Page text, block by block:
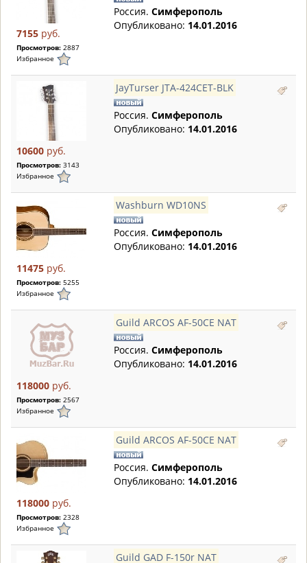
7155 руб.
Просмотров: 2887
Избранное
Россия. Симферополь
Опубликовано: 14.01.2016
10600 руб.
Просмотров: 3143
Избранное
JayTurser JTA-424CET-BLK
Россия. Симферополь
Опубликовано: 14.01.2016
11475 руб.
Просмотров: 5255
Избранное
Washburn WD10NS
Россия. Симферополь
Опубликовано: 14.01.2016
118000 руб.
Просмотров: 2567
Избранное
Guild ARCOS AF-50CE NAT
Россия. Симферополь
Опубликовано: 14.01.2016
118000 руб.
Просмотров: 2328
Избранное
Guild ARCOS AF-50CE NAT
Россия. Симферополь
Опубликовано: 14.01.2016
Guild GAD F-150r NAT